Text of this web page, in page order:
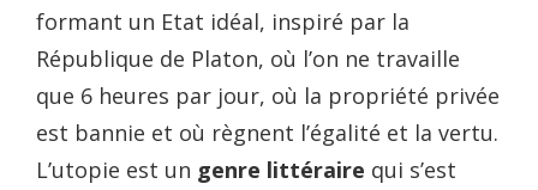
formant un Etat idéal, inspiré par la
République de Platon, où l’on ne travaille
que 6 heures par jour, où la propriété privée
est bannie et où règnent l’égalité et la vertu.
L’utopie est un genre littéraire qui s’est